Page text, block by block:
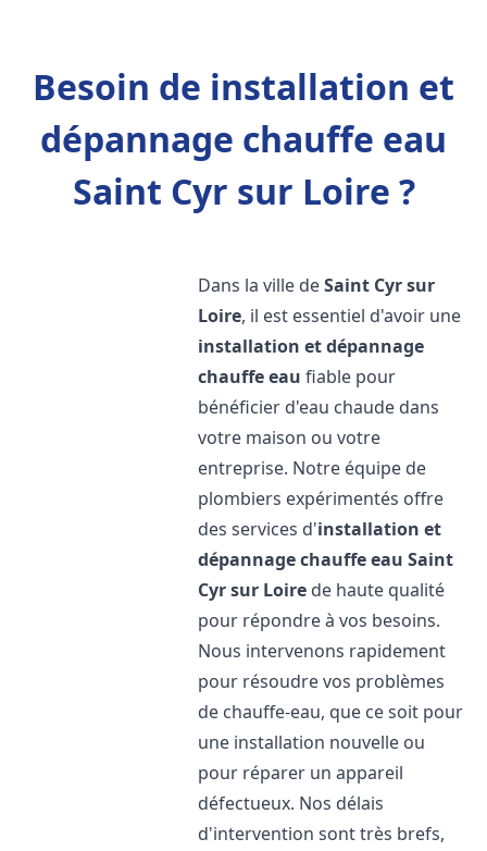
Besoin de installation et
dépannage chauffe eau
Saint Cyr sur Loire ?
Dans la ville deSaint Cyr sur
Loire, il est essentiel d'avoir une
installation et dépannage
chauffe eau fiable pour
bénéficier d'eau chaude dans
votre maison ou votre
entreprise. Notre équipe de
plombiers expérimentés offre
des services d'installation et
dépannage chauffe eau Saint
Cyr sur Loire de haute qualité
pour répondre à vos besoins.
Nous intervenons rapidement
pour résoudre vos problèmes
de chauffe-eau, que ce soit pour
une installation nouvelle ou
pour réparer un appareil
défectueux. Nos délais
d'intervention sont très brefs,